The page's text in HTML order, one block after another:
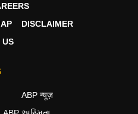
DISCLAIMER
US
ABP न्यूज़